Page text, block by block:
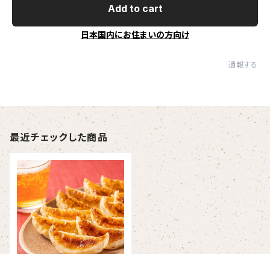
Add to cart
日本国内にお住まいの方向け
通報する
最近チェックした商品